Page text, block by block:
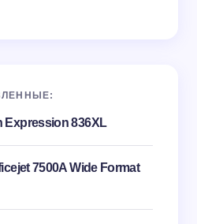
836XL
7500A Wide Format